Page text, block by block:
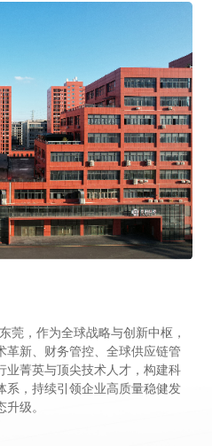
莞，作为全球战略与创新中枢，
革新、财务管控、全球供应链管
业菁英与顶尖技术人才，构建科
系，持续引领企业高质量稳健发
级。